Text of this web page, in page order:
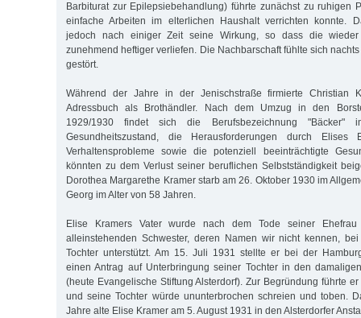
Barbiturat zur Epilepsiebehandlung) führte zunächst zu ruhigen
einfache Arbeiten im elterlichen Haushalt verrichten konnte.
jedoch nach einiger Zeit seine Wirkung, so dass die wieder
zunehmend heftiger verliefen. Die Nachbarschaft fühlte sich
gestört.
Während der Jahre in der Jenischstraße firmierte Christian
Adressbuch als Brothändler. Nach dem Umzug in den
1929/1930 findet sich die Berufsbezeichnung "Bäcker"
Gesundheitszustand, die Herausforderungen durch Elises
Verhaltensprobleme sowie die potenziell beeinträchtigte
könnten zu dem Verlust seiner beruflichen Selbstständigkeit
Dorothea Margarethe Kramer starb am 26. Oktober 1930 im
Georg im Alter von 58 Jahren.
Elise Kramers Vater wurde nach dem Tode seiner
alleinstehenden Schwester, deren Namen wir nicht kennen,
Tochter unterstützt. Am 15. Juli 1931 stellte er bei der
einen Antrag auf Unterbringung seiner Tochter in den
(heute Evangelische Stiftung Alsterdorf). Zur Begründung führte
und seine Tochter würde ununterbrochen schreien und toben.
Jahre alte Elise Kramer am 5. August 1931 in den Alsterdorfer